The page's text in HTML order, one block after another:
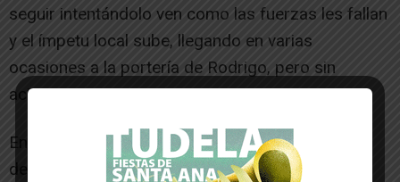
seguir intentándolo ven como las fuerzas les fallan
y el ímpetu local sube, llegando en varias
ocasiones a la portería de Rodrigo, pero sin
acierto.
En los últimos minutos Navales, tras un centro
desde la izquierda, consigue rematar, y pese a